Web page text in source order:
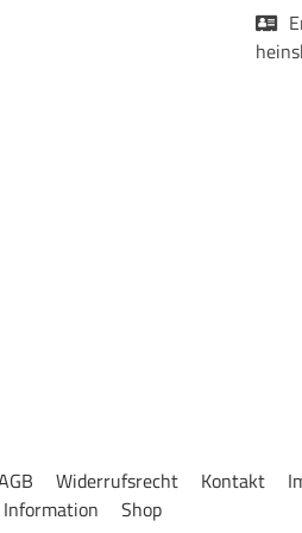
Widerrufsrecht Kontakt
Shop